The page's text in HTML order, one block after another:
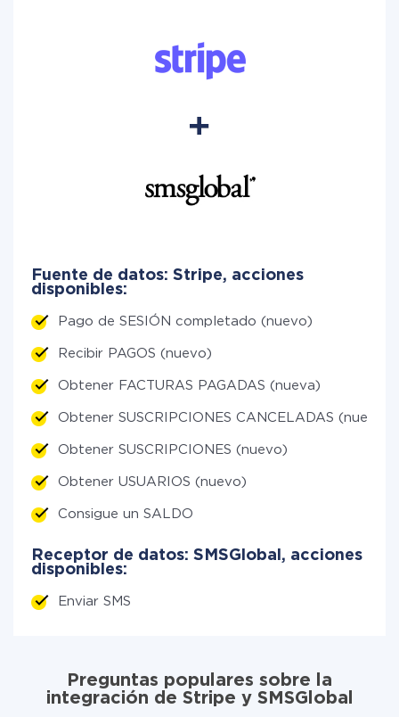
Fuente de datos: Stripe, acciones
disponibles:
Pago de SESIÓN completado (nuevo)
Recibir PAGOS (nuevo)
Obtener FACTURAS PAGADAS (nueva)
Obtener SUSCRIPCIONES CANCELADAS (nuevo)
Obtener SUSCRIPCIONES (nuevo)
Obtener USUARIOS (nuevo)
Consigue un SALDO
Receptor de datos: SMSGlobal, acciones
disponibles:
Enviar SMS
Preguntas populares sobre la
integración de Stripe y SMSGlobal